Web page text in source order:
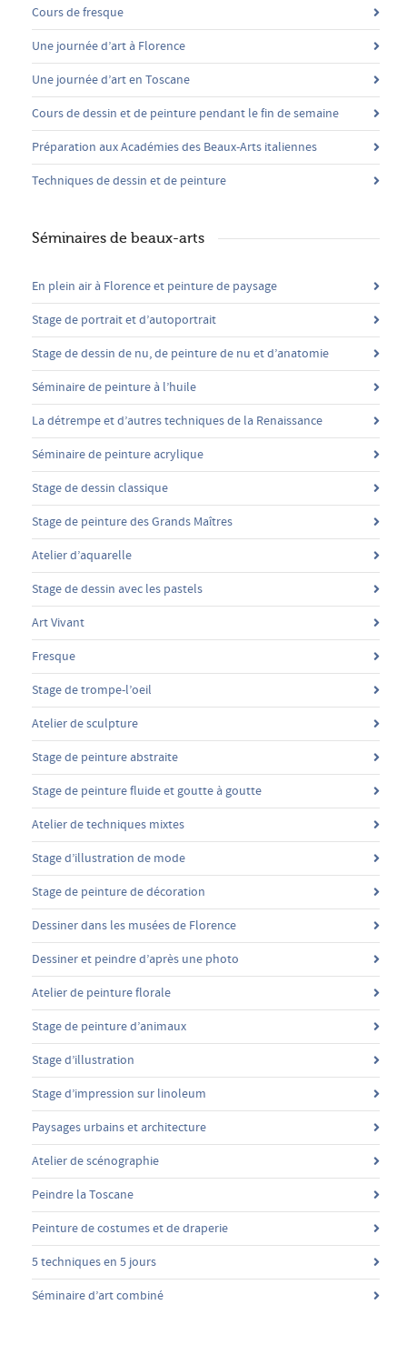
Cours de fresque
Une journée d’art à Florence
Une journée d’art en Toscane
Cours de dessin et de peinture pendant le fin de semaine
Préparation aux Académies des Beaux-Arts italiennes
Techniques de dessin et de peinture
Séminaires de beaux-arts
En plein air à Florence et peinture de paysage
Stage de portrait et d’autoportrait
Stage de dessin de nu, de peinture de nu et d’anatomie
Séminaire de peinture à l’huile
La détrempe et d’autres techniques de la Renaissance
Séminaire de peinture acrylique
Stage de dessin classique
Stage de peinture des Grands Maîtres
Atelier d’aquarelle
Stage de dessin avec les pastels
Art Vivant
Fresque
Stage de trompe-l’oeil
Atelier de sculpture
Stage de peinture abstraite
Stage de peinture fluide et goutte à goutte
Atelier de techniques mixtes
Stage d’illustration de mode
Stage de peinture de décoration
Dessiner dans les musées de Florence
Dessiner et peindre d’après une photo
Atelier de peinture florale
Stage de peinture d’animaux
Stage d’illustration
Stage d’impression sur linoleum
Paysages urbains et architecture
Atelier de scénographie
Peindre la Toscane
Peinture de costumes et de draperie
5 techniques en 5 jours
Séminaire d’art combiné